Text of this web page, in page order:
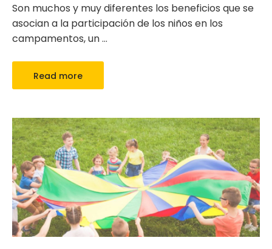
Son muchos y muy diferentes los beneficios que se
asocian a la participación de los niños en los
campamentos, un…
Read more